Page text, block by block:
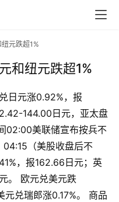
元跌超1%
和纽元跌超1%
日元涨0.92%，报
144.00日元，亚太盘
02:00美联储宣布按兵不
（美股收盘后不
，报162.66日元；英
。 欧元兑美元跌
兑瑞郎涨0.17%。 商品